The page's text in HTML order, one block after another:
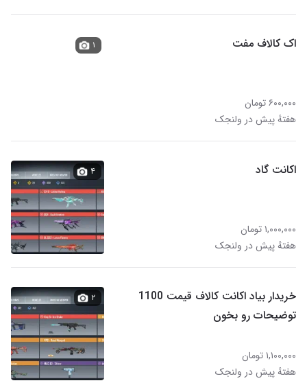
اک کالاف مفت
۶۰۰,۰۰۰ تومان
هفتهٔ پیش در ولنجک
۱
اکانت گاد
۱,۰۰۰,۰۰۰ تومان
هفتهٔ پیش در ولنجک
۴
خریدار بیاد اکانت کالاف قیمت 1100
توضیحات رو بخون
۱,۱۰۰,۰۰۰ تومان
هفتهٔ پیش در ولنجک
۲